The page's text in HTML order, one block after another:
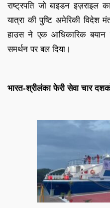
राष्ट्रपति जो बाइडन इज़राइल
यात्रा की पुष्टि अमेरिकी विदेश
हाउस ने एक आधिकारिक
समर्थन पर बल दिया।
भारत-श्रीलंका फेरी सेवा चार